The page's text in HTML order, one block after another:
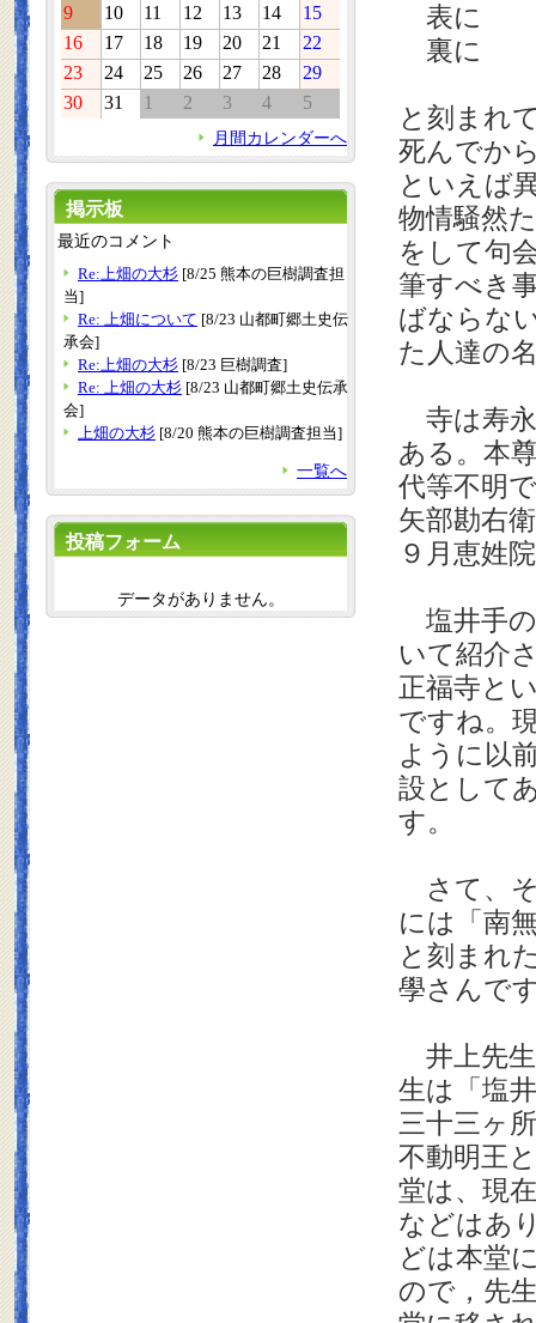
表に 芭
裏に 文
と刻まれ
死んでか
といえば
物情騒然
をして句
筆すべき
ばならな
た人達の
寺は寿永
ある。本
代等不明
矢部勘右
９月恵姓
塩井手の
いて紹介
正福寺と
ですね。
ように以
設として
す。
さて、
には「南
と刻まれ
學さんで
井上先生
生は「塩
三十三ヶ
不動明王
堂は、現
などはあ
どは本堂
ので，先
9
10 11 12 13 14
15
16
17 18 19 20 21
22
23
24 25 26 27 28
29
30
31 1 2 3 4 5
月間カレンダーへ
掲示板
最近のコメント
Re:上畑の大杉 [8/25 熊本の巨樹調査担
当]
Re: 上畑について [8/23 山都町郷土史伝
承会]
Re:上畑の大杉 [8/23 巨樹調査]
Re: 上畑の大杉 [8/23 山都町郷土史伝承
会]
上畑の大杉 [8/20 熊本の巨樹調査担当]
一覧へ
投稿フォーム
データがありません。